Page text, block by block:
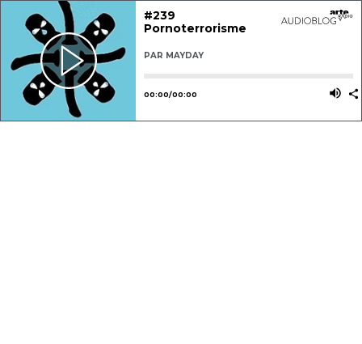
#239
Pornoterrorisme
PAR MAYDAY
Utilisez les flèches gauche ou
00:00/00:00